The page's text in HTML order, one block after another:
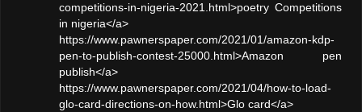
competitions-in-nigeria-2021.html>poetry Competitions
in nigeria</a>
https://www.pawnerspaper.com/2021/01/amazon-kdp-
pen-to-publish-contest-25000.html>Amazon pen
publish</a>
https://www.pawnerspaper.com/2021/04/how-to-load-
glo-card-directions-on-how.html>Glo card</a>